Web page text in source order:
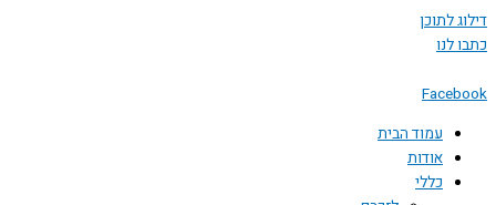
דילוג לתוכן
כתבו לנו
Facebook
עמוד הבית
אודות
כללי